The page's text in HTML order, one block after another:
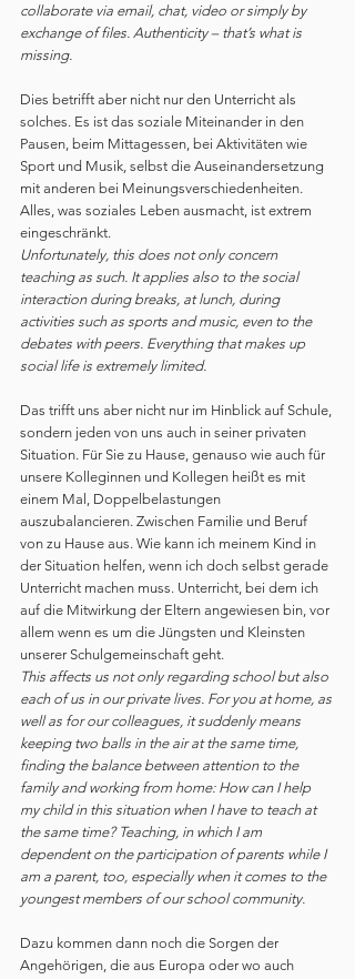
collaborate via email, chat, video or simply by
exchange of files. Authenticity – that’s what is
missing.
Dies betrifft aber nicht nur den Unterricht als
solches. Es ist das soziale Miteinander in den
Pausen, beim Mittagessen, bei Aktivitäten wie
Sport und Musik, selbst die Auseinandersetzung
mit anderen bei Meinungsverschiedenheiten.
Alles, was soziales Leben ausmacht, ist extrem
eingeschränkt.
Unfortunately, this does not only concern
teaching as such. It applies also to the social
interaction during breaks, at lunch, during
activities such as sports and music, even to the
debates with peers. Everything that makes up
social life is extremely limited.
Das trifft uns aber nicht nur im Hinblick auf Schule,
sondern jeden von uns auch in seiner privaten
Situation. Für Sie zu Hause, genauso wie auch für
unsere Kolleginnen und Kollegen heißt es mit
einem Mal, Doppelbelastungen
auszubalancieren. Zwischen Familie und Beruf
von zu Hause aus. Wie kann ich meinem Kind in
der Situation helfen, wenn ich doch selbst gerade
Unterricht machen muss. Unterricht, bei dem ich
auf die Mitwirkung der Eltern angewiesen bin, vor
allem wenn es um die Jüngsten und Kleinsten
unserer Schulgemeinschaft geht.
This affects us not only regarding school but also
each of us in our private lives. For you at home, as
well as for our colleagues, it suddenly means
keeping two balls in the air at the same time,
finding the balance between attention to the
family and working from home: How can I help
my child in this situation when I have to teach at
the same time? Teaching, in which I am
dependent on the participation of parents while I
am a parent, too, especially when it comes to the
youngest members of our school community.
Dazu kommen dann noch die Sorgen der
Angehörigen, die aus Europa oder wo auch